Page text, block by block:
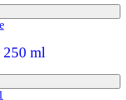
250 ml